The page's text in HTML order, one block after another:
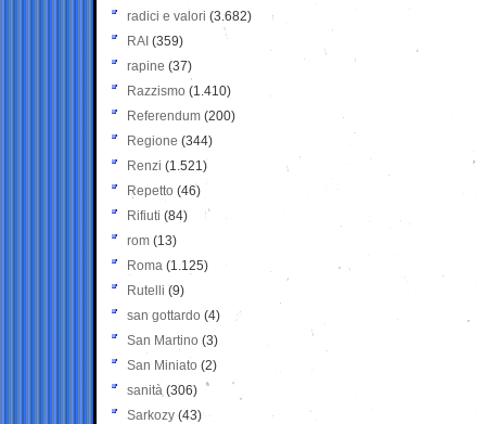
radici e valori (3.682)
RAI (359)
rapine (37)
Razzismo (1.410)
Referendum (200)
Regione (344)
Renzi (1.521)
Repetto (46)
Rifiuti (84)
rom (13)
Roma (1.125)
Rutelli (9)
san gottardo (4)
San Martino (3)
San Miniato (2)
sanità (306)
Sarkozy (43)